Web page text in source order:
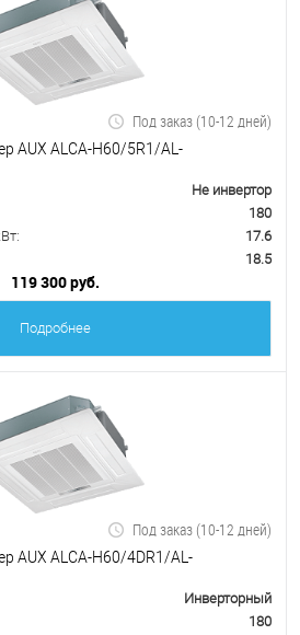
Под заказ (10-12 дней)
AUX ALCA-H60/5R1/AL-
Не инвертор
180
17.6
18.5
119 300 руб.
Подробнее
Под заказ (10-12 дней)
AUX ALCA-H60/4DR1/AL-
Инверторный
180